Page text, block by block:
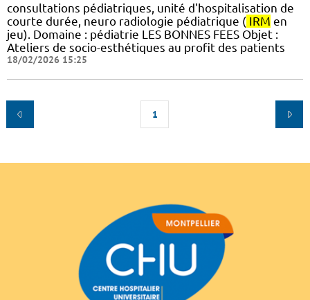
consultations pédiatriques, unité d'hospitalisation de
courte durée, neuro radiologie pédiatrique ( IRM en
jeu). Domaine : pédiatrie LES BONNES FEES Objet :
Ateliers de socio-esthétiques au profit des patients
18/02/2026 15:25
1